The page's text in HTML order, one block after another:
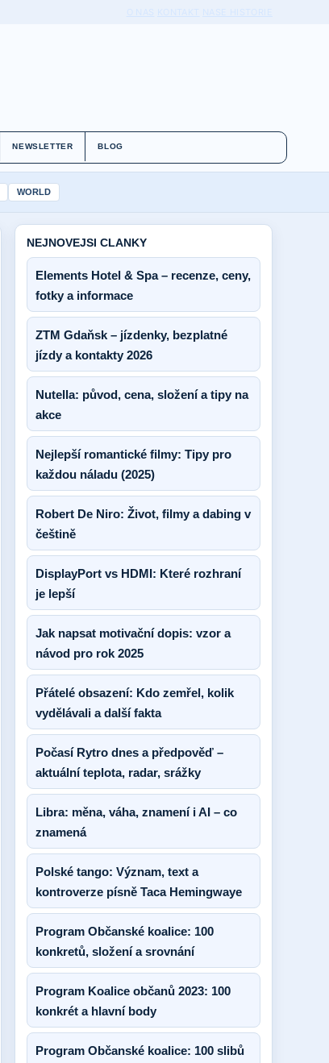
NEWSLETTER BLOG
WORLD
NEJNOVEJSI CLANKY
Elements Hotel & Spa – recenze, ceny,
fotky a informace
ZTM Gdaňsk – jízdenky, bezplatné
jízdy a kontakty 2026
Nutella: původ, cena, složení a tipy na
akce
Nejlepší romantické filmy: Tipy pro
každou náladu (2025)
Robert De Niro: Život, filmy a dabing v
češtině
DisplayPort vs HDMI: Které rozhraní
je lepší
Jak napsat motivační dopis: vzor a
návod pro rok 2025
Přátelé obsazení: Kdo zemřel, kolik
vydělávali a další fakta
Počasí Rytro dnes a předpověď –
aktuální teplota, radar, srážky
Libra: měna, váha, znamení i AI – co
znamená
Polské tango: Význam, text a
kontroverze písně Taca Hemingwaye
Program Občanské koalice: 100
konkretů, složení a srovnání
Program Koalice občanů 2023: 100
konkrét a hlavní body
Program Občanské koalice: 100 slibů